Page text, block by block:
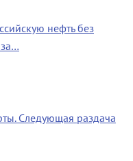
нефть без
Следующая раздача